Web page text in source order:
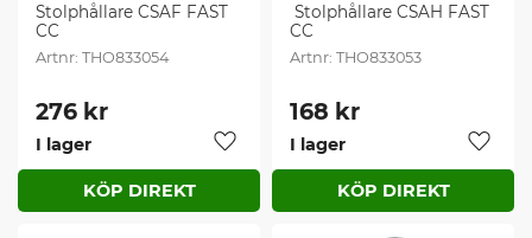
Stolphållare CSAF FAST
CC
THO833054
276 kr
Lägg till i favoriter
I lager
​ Stolphållare CSAH FAST
CC
THO833053
168 kr
Lägg
I lager